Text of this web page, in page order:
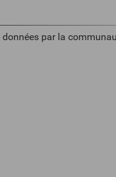
par la